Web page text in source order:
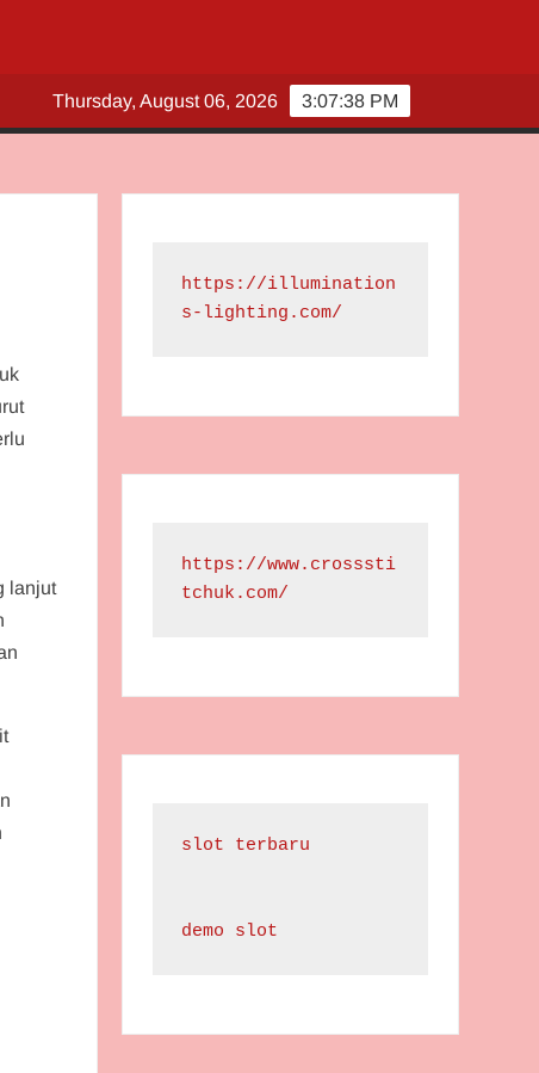
3:07:39 PM
Thursday, August 06, 2026
lanjut
https://illumination
s-lighting.com/
https://www.crosssti
tchuk.com/
slot terbaru
demo slot